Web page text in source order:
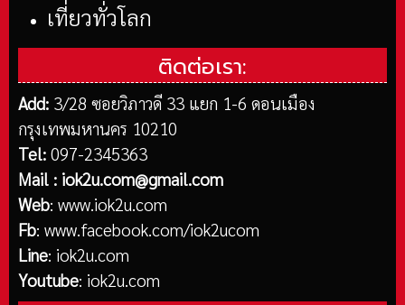
เที่ยวทั่วโลก
ติดต่อเรา:
Add: 3/28 ซอยวิภาวดี 33 แยก 1-6 ดอนเมือง
กรุงเทพมหานคร 10210
Tel: 097-2345363
Mail : iok2u.com@gmail.com
Web: www.iok2u.com
Fb: www.facebook.com/iok2ucom
Line: iok2u.com
Youtube: iok2u.com